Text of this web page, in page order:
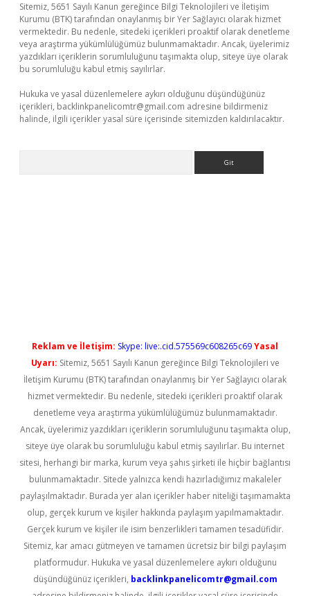
Sitemiz, 5651 Sayılı Kanun gereğince Bilgi Teknolojileri ve İletişim
Kurumu (BTK) tarafından onaylanmış bir Yer Sağlayıcı olarak hizmet
vermektedir. Bu nedenle, sitedeki içerikleri proaktif olarak denetleme
veya araştırma yükümlülüğümüz bulunmamaktadır. Ancak, üyelerimiz
yazdıkları içeriklerin sorumluluğunu taşımakta olup, siteye üye olarak
bu sorumluluğu kabul etmiş sayılırlar.
Hukuka ve yasal düzenlemelere aykırı olduğunu düşündüğünüz
içerikleri, backlinkpanelicomtr@gmail.com adresine bildirmeniz
halinde, ilgili içerikler yasal süre içerisinde sitemizden kaldırılacaktır.
Reklam ve İletişim: Skype: live:.cid.575569c608265c69Yasal
Uyarı: Sitemiz, 5651 Sayılı Kanun gereğince Bilgi Teknolojileri ve
İletişim Kurumu (BTK) tarafından onaylanmış bir Yer Sağlayıcı olarak
hizmet vermektedir. Bu nedenle, sitedeki içerikleri proaktif olarak
denetleme veya araştırma yükümlülüğümüz bulunmamaktadır.
Ancak, üyelerimiz yazdıkları içeriklerin sorumluluğunu taşımakta olup,
siteye üye olarak bu sorumluluğu kabul etmiş sayılırlar. Bu internet
sitesi, herhangi bir marka, kurum veya şahıs şirketi ile hiçbir bağlantısı
bulunmamaktadır. Sitede yalnızca kendi hazırladığımız makaleler
paylaşılmaktadır. Burada yer alan içerikler haber niteliği taşımamakta
olup, gerçek kurum ve kişiler hakkında paylaşım yapılmamaktadır.
Gerçek kurum ve kişiler ile isim benzerlikleri tamamen tesadüfidir.
Sitemiz, kar amacı gütmeyen ve tamamen ücretsiz bir bilgi paylaşım
platformudur. Hukuka ve yasal düzenlemelere aykırı olduğunu
düşündüğünüz içerikleri, backlinkpanelicomtr@gmail.com